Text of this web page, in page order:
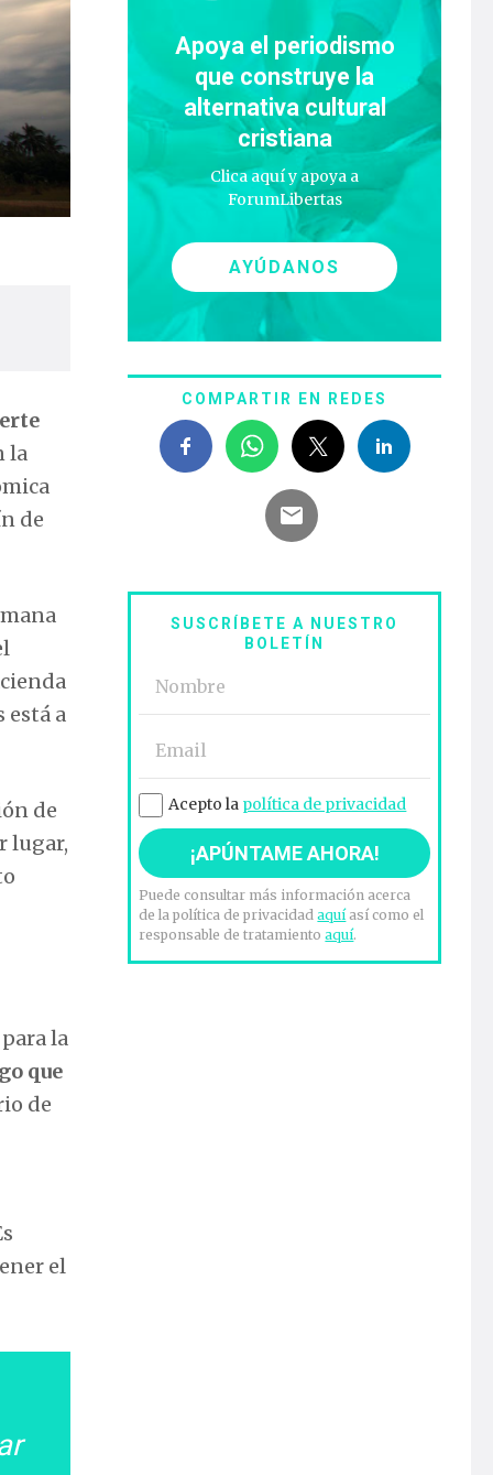
la
de
está a
de
lugar,
la
que
de
el
Apoya el periodismo
que construye la
alternativa cultural
cristiana
Clica aquí y apoya a
ForumLibertas
AYÚDANOS
COMPARTIR EN REDES
SUSCRÍBETE A NUESTRO
BOLETÍN
Acepto la política de privacidad
Puede consultar más información acerca
de la política de privacidadaquíasí como el
responsable de tratamientoaquí.